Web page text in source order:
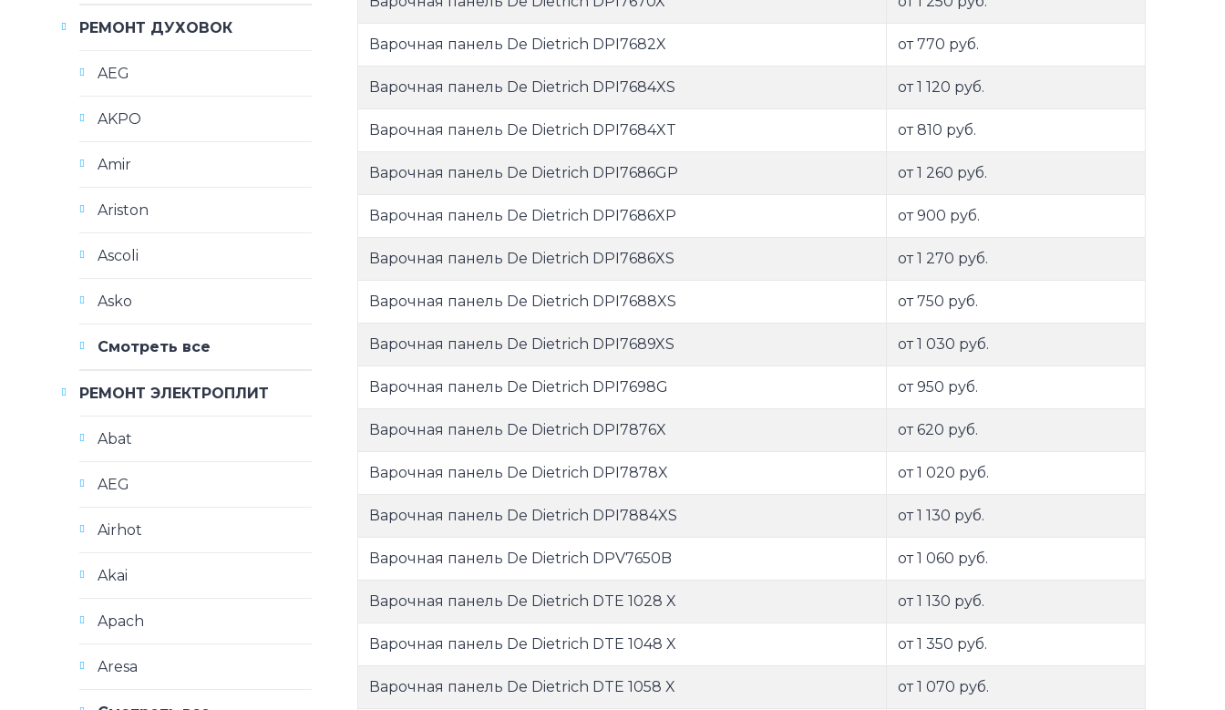
Варочная панель De Dietrich DPI7682X от 770 руб.
Варочная панель De Dietrich DPI7684XS от 1 120 руб.
Варочная панель De Dietrich DPI7684XT от 810 руб.
Варочная панель De Dietrich DPI7686GP от 1 260 руб.
Варочная панель De Dietrich DPI7686XP от 900 руб.
Варочная панель De Dietrich DPI7686XS от 1 270 руб.
Варочная панель De Dietrich DPI7688XS от 750 руб.
Варочная панель De Dietrich DPI7689XS от 1 030 руб.
Варочная панель De Dietrich DPI7698G от 950 руб.
Варочная панель De Dietrich DPI7876X от 620 руб.
Варочная панель De Dietrich DPI7878X от 1 020 руб.
Варочная панель De Dietrich DPI7884XS от 1 130 руб.
Варочная панель De Dietrich DPV7650B от 1 060 руб.
Варочная панель De Dietrich DTE 1028 X от 1 130 руб.
Варочная панель De Dietrich DTE 1048 X от 1 350 руб.
Варочная панель De Dietrich DTE 1058 X от 1 070 руб.
РЕМОНТ ДУХОВОК
AEG
AKPO
Amir
Ariston
Ascoli
Asko
Смотреть все
РЕМОНТ ЭЛЕКТРОПЛИТ
Abat
AEG
Airhot
Akai
Apach
Aresa